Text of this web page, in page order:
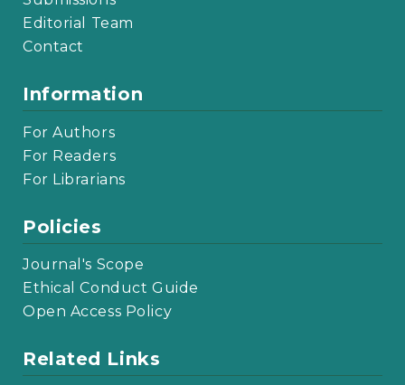
Editorial Team
Contact
Information
For Authors
For Readers
For Librarians
Policies
Journal's Scope
Ethical Conduct Guide
Open Access Policy
Related Links